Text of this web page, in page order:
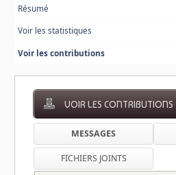
Résumé
Voir les statistiques
Voir les contributions
VOIR LES CONTRIBUTIONS
MESSAGES
FICHIERS JOINTS